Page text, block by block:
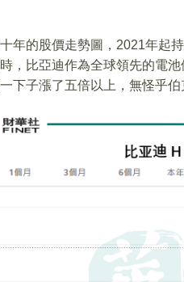
年的股價走勢圖，2021年起
，比亞迪作為全球領先的電
下子漲了五倍以上，無怪乎